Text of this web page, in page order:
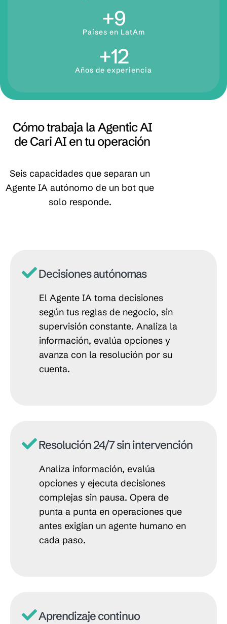
Países en LatAm
+9
Años de experiencia
+12
Cómo trabaja la Agentic AI
de Cari AI en tu operación
Seis capacidades que separan un
Agente IA autónomo de un bot que
solo responde.
Decisiones autónomas
El Agente IA toma decisiones
según tus reglas de negocio, sin
supervisión constante. Analiza la
información, evalúa opciones y
avanza con la resolución por su
cuenta.
Resolución 24/7 sin intervención
Analiza información, evalúa
opciones y ejecuta decisiones
complejas sin pausa. Opera de
punta a punta en operaciones que
antes exigían un agente humano en
cada paso.
Aprendizaje continuo